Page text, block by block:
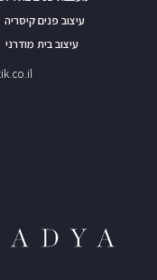
עיצוב פנים קיסריה
עיצוב בית מודרני